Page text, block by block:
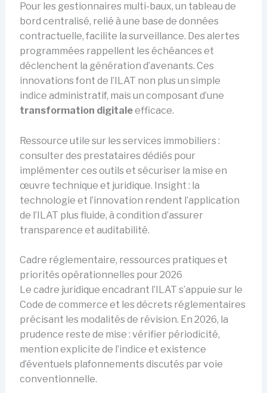
Pour les gestionnaires multi-baux, un tableau de
bord centralisé, relié à une base de données
contractuelle, facilite la surveillance. Des alertes
programmées rappellent les échéances et
déclenchent la génération d’avenants. Ces
innovations font de l’ILAT non plus un simple
indice administratif, mais un composant d’une
transformation digitaleefficace.
Ressource utile sur les services immobiliers :
consulter des prestataires dédiés pour
implémenter ces outils et sécuriser la mise en
œuvre technique et juridique. Insight : la
technologie et l’innovation rendent l’application
de l’ILAT plus fluide, à condition d’assurer
transparence et auditabilité.
Cadre réglementaire, ressources pratiques et
priorités opérationnelles pour 2026
Le cadre juridique encadrant l’ILAT s’appuie sur le
Code de commerce et les décrets réglementaires
précisant les modalités de révision. En 2026, la
prudence reste de mise : vérifier périodicité,
mention explicite de l’indice et existence
d’éventuels plafonnements discutés par voie
conventionnelle.